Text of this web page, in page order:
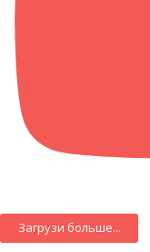
Загрузи больше...